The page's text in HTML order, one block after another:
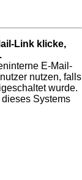
Link klicke,
E-Mail-
nutzen, falls
wurde.
Systems